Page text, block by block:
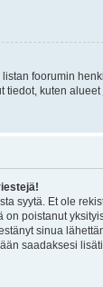
foorumin
tiedot, kuten
syytä. Et ole
on poistanut
sinua
saadaksesi